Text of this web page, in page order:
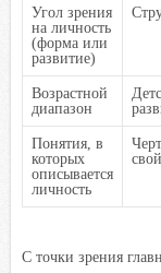
Угол зрения
на личность
(форма или
развитие)
Возрастной
диапазон
Понятия, в
которых
описывается
личность
С точки зрения